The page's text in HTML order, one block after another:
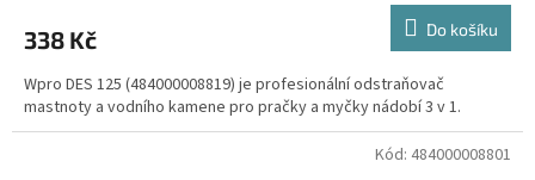
338 Kč Do košíku
Wpro DES 125 (484000008819) je profesionální odstraňovač
mastnoty a vodního kamene pro pračky a myčky nádobí 3 v 1.
Kód: 484000008801